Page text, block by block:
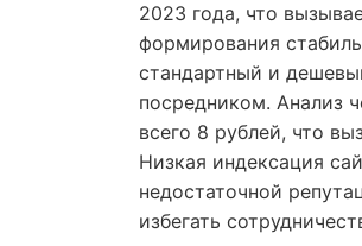
2023 года, что
формирования
стандартный и
посредником. Анализ
всего 8 рублей, что
Низкая индексация
недостаточной
избегать